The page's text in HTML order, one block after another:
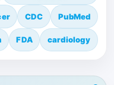
PubMed
CDC
cardiology
FDA